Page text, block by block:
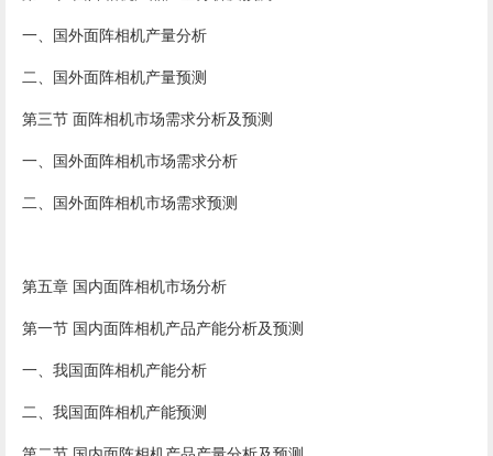
一、国外面阵相机产量分析
二、国外面阵相机产量预测
第三节 面阵相机市场需求分析及预测
一、国外面阵相机市场需求分析
二、国外面阵相机市场需求预测
第五章 国内面阵相机市场分析
第一节 国内面阵相机产品产能分析及预测
一、我国面阵相机产能分析
二、我国面阵相机产能预测